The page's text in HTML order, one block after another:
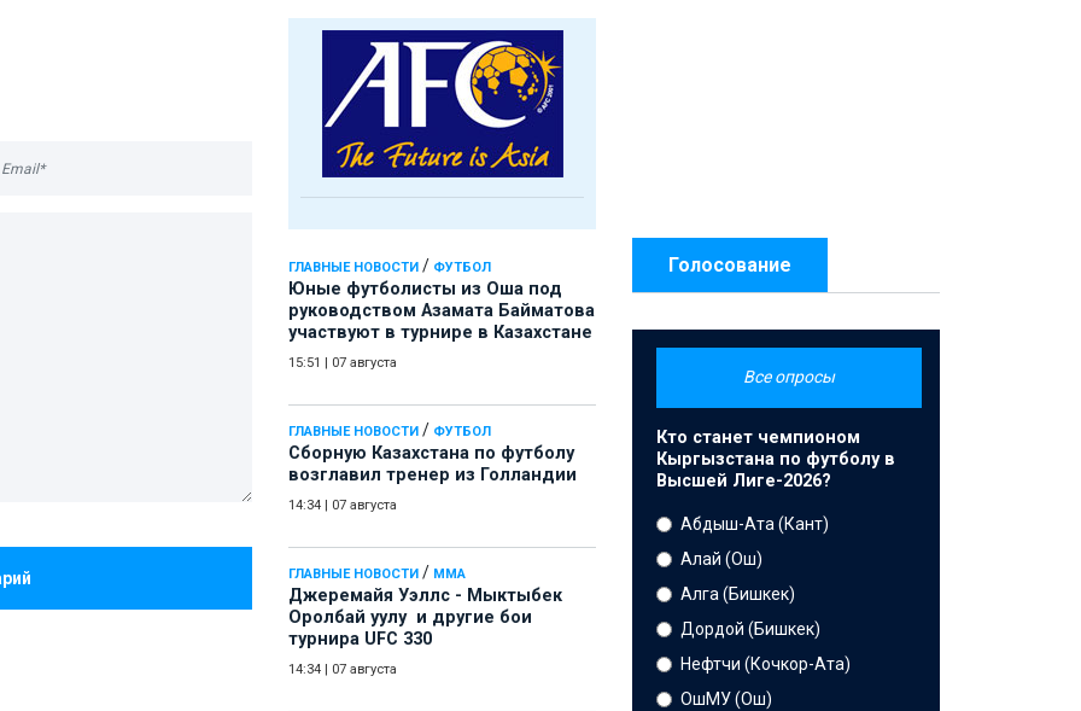
ГЛАВНЫЕ НОВОСТИ / ФУТБОЛ
Юные футболисты из Оша под
руководством Азамата Байматова
участвуют в турнире в Казахстане
15:51 07 августа
ГЛАВНЫЕ НОВОСТИ / ФУТБОЛ
Сборную Казахстана по футболу
возглавил тренер из Голландии
14:34 07 августа
ГЛАВНЫЕ НОВОСТИ / ММА
Джеремайя Уэллс - Мыктыбек
Оролбай уулу и другие бои
турнира UFC 330
14:34 07 августа
Голосование
Все опросы
Кто станет чемпионом
Кыргызстана по футболу в
Высшей Лиге-2026?
Абдыш-Ата (Кант)
Алай (Ош)
Алга (Бишкек)
Дордой (Бишкек)
Нефтчи (Кочкор-Ата)
ОшМУ (Ош)